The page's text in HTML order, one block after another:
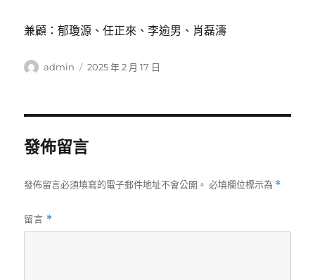
兼顧：郁瓊源、任正來、李逾男、肖磊濤
作
admin
發
2025 年 2 月 17 日
發佈留言
發佈留言必須填寫的電子郵件地址不會公開。 必填欄位標示為 *
留言 *